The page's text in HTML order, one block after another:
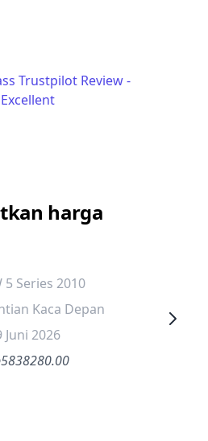
harga
5 Series 2010
Kaca Depan
Juni 2026